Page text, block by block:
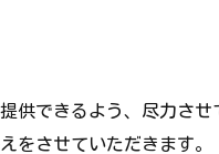
供できるよう、尽力させ
をさせていただきます。